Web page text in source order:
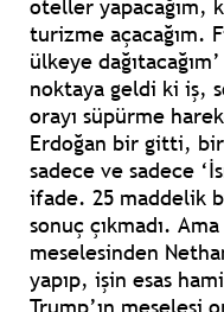
oteller yapacağım,
turizme açacağım.
ülkeye
noktaya geldi ki iş,
orayı süpürme
Erdoğan bir gitti, bir
sadece ve sadece
ifade. 25 maddelik
sonuç çıkmadı.
meselesinden
yapıp, işin esas
Trump’ın meselesi